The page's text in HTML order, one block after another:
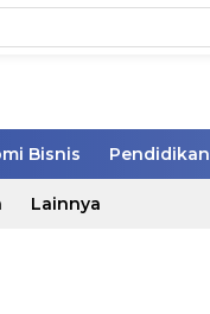
Bisnis Pendidikan
Lainnya